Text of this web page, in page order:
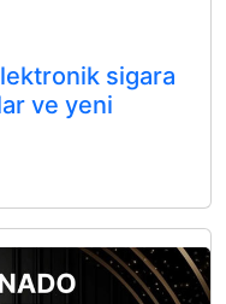
sigara
ve yeni